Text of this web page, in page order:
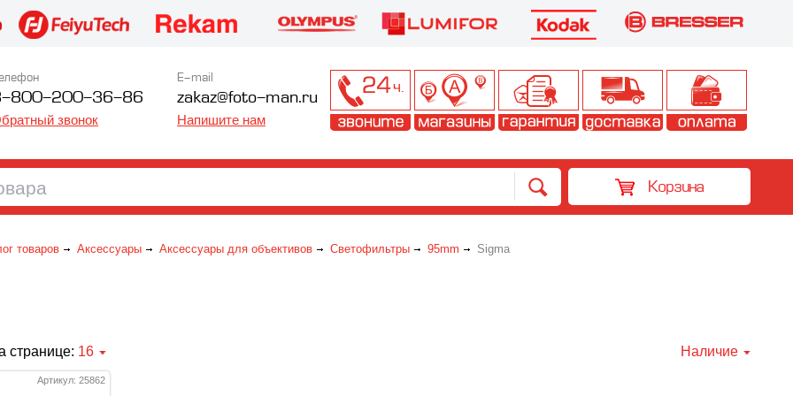
800-200-36-86
звонок
E-mail
zakaz@foto-man.ru
Напишите нам
Корзина
товаров Аксессуары Аксессуары для объективов Светофильтры 95mm Sigma
странице: 16 Наличие
Артикул: 25862